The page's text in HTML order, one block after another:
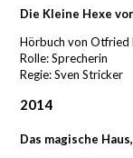
Die Kleine Hexe
Hörbuch von Otfried
Rolle: Sprecherin
Regie: Sven Stricker
2014
Das magische